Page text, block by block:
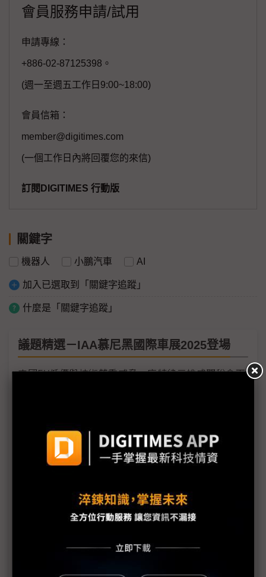
會員服務申請/試用
申請專線：
+886-02-87125398。
(週一至週五工作日9:00~18:00)
會員信箱：
member@digitimes.com
(一個工作日內將回覆您的來信)
訂閱DIGITIMES 行動版
關鍵字
機器人 小鵬汽車 AI
加入已選取到「關鍵字追蹤」
什麼是「關鍵字追蹤」
議題精選－IAA慕尼黑國際車展2025登場
中國EV低價與技術雙重威脅 底特律三雄成關稅傘下
技術與美學同譜未來車序曲 IAA聚焦SDV、自駕、多
動力、新設計語言
歐盟燃油車禁售計畫遭挑戰 歐系車廠示警：2035年